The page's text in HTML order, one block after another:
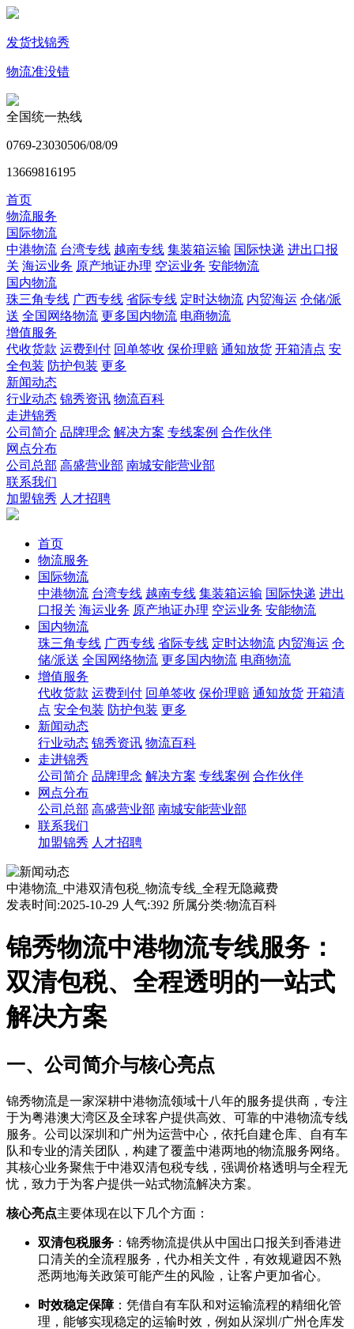
发货找锦秀
物流准没错
全国统一热线
0769-23030506/08/09
13669816195
首页
物流服务
国际物流
中港物流 台湾专线 越南专线 集装箱运输 国际快递 进出口报
关 海运业务 原产地证办理 空运业务 安能物流
国内物流
珠三角专线 广西专线 省际专线 定时达物流 内贸海运 仓储/派
送 全国网络物流 更多国内物流 电商物流
增值服务
代收货款 运费到付 回单签收 保价理赔 通知放货 开箱清点 安
全包装 防护包装 更多
新闻动态
行业动态 锦秀资讯 物流百科
走进锦秀
公司简介 品牌理念 解决方案 专线案例 合作伙伴
网点分布
公司总部 高盛营业部 南城安能营业部
联系我们
加盟锦秀 人才招聘
首页
物流服务
国际物流
中港物流 台湾专线 越南专线 集装箱运输 国际快递 进出
口报关 海运业务 原产地证办理 空运业务 安能物流
国内物流
珠三角专线 广西专线 省际专线 定时达物流 内贸海运 仓
储/派送 全国网络物流 更多国内物流 电商物流
增值服务
代收货款 运费到付 回单签收 保价理赔 通知放货 开箱清
点 安全包装 防护包装 更多
新闻动态
行业动态 锦秀资讯 物流百科
走进锦秀
公司简介 品牌理念 解决方案 专线案例 合作伙伴
网点分布
公司总部 高盛营业部 南城安能营业部
联系我们
加盟锦秀 人才招聘
中港物流_中港双清包税_物流专线_全程无隐藏费
发表时间:2025-10-29 人气:392 所属分类:物流百科
锦秀物流中港物流专线服务：
双清包税、全程透明的一站式
解决方案
一、公司简介与核心亮点
锦秀物流是一家深耕中港物流领域十八年的服务提供商，专注
于为粤港澳大湾区及全球客户提供高效、可靠的中港物流专线
服务。公司以深圳和广州为运营中心，依托自建仓库、自有车
队和专业的清关团队，构建了覆盖中港两地的物流服务网络。
其核心业务聚焦于中港双清包税专线，强调价格透明与全程无
忧，致力于为客户提供一站式物流解决方案。
核心亮点主要体现在以下几个方面：
双清包税服务 ​：锦秀物流提供从中国出口报关到香港进
口清关的全流程服务，代办相关文件，有效规避因不熟
悉两地海关政策可能产生的风险，让客户更加省心。
时效稳定保障​：凭借自有车队和对运输流程的精细化管
理，能够实现稳定的运输时效，例如从深圳/广州仓库发